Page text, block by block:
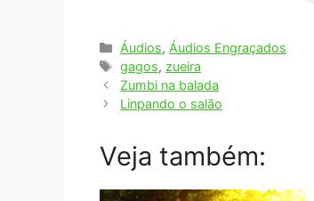
Categorias
Áudios, Áudios Engraçados
Tags
gagos, zueira
Zumbi na balada
Linpando o salão
Veja também: